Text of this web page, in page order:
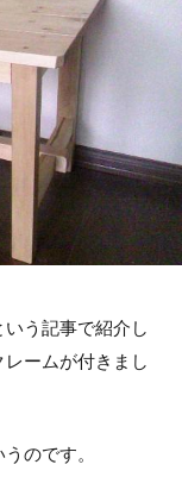
いう記事で紹介し
ームが付きまし
のです。